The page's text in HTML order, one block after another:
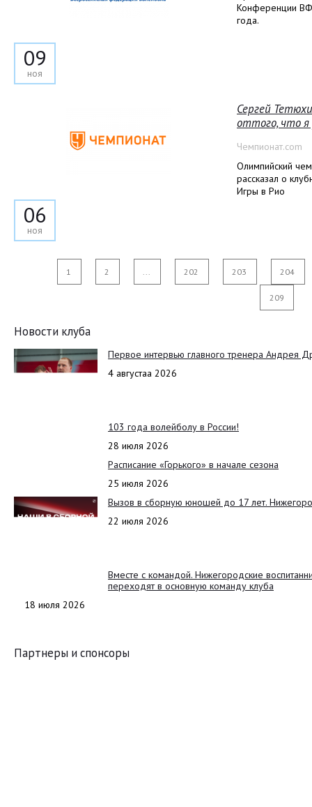
09
ноя
Конференции
года.
06
ноя
Сергей
оттого, что я
Чемпионат.com
Олимпийский
рассказал о
Игры в Рио
1 2 ... 202 203 204
209
Новости клуба
Первое интервью главного тренера Андрея
4 августаа 2026
103 года волейболу в России!
28 июля 2026
Расписание «Горького» в начале сезона
25 июля 2026
Вызов в сборную юношей до 17 лет.
22 июля 2026
Вместе с командой. Нижегородские
переходят в основную команду клуба
18 июля 2026
Партнеры и спонсоры